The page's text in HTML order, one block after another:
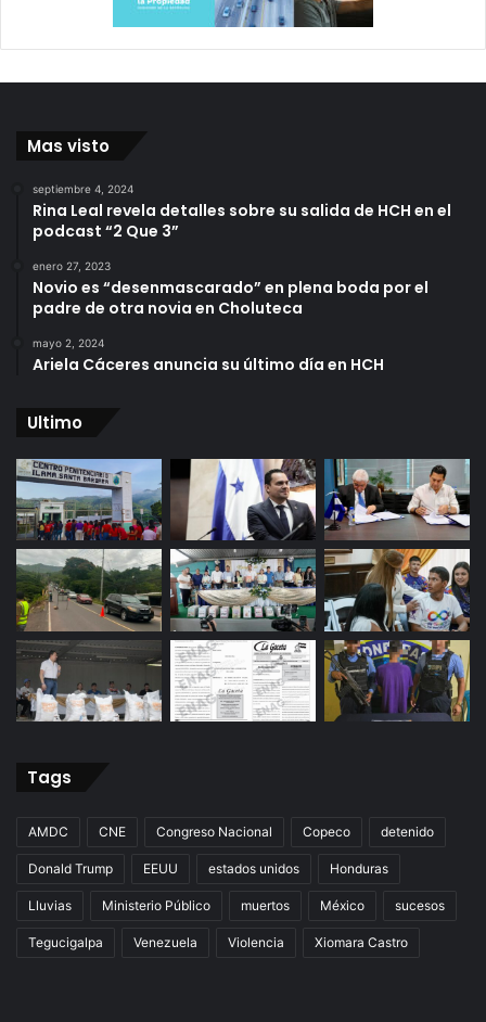
Mas visto
septiembre 4, 2024
Rina Leal revela detalles sobre su salida de HCH en el
podcast “2 Que 3”
enero 27, 2023
Novio es “desenmascarado” en plena boda por el
padre de otra novia en Choluteca
mayo 2, 2024
Ariela Cáceres anuncia su último día en HCH
Ultimo
Tags
AMDC CNE Congreso Nacional Copeco detenido
Donald Trump EEUU estados unidos Honduras
Lluvias Ministerio Público muertos México sucesos
Tegucigalpa Venezuela Violencia Xiomara Castro